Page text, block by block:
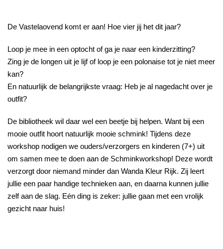
De Vastelaovend komt er aan! Hoe vier jij het dit jaar?
Loop je mee in een optocht of ga je naar een kinderzitting?
Zing je de longen uit je lijf of loop je een polonaise tot je niet meer
kan?
En natuurlijk de belangrijkste vraag: Heb je al nagedacht over je
outfit?
De bibliotheek wil daar wel een beetje bij helpen. Want bij een
mooie outfit hoort natuurlijk mooie schmink! Tijdens deze
workshop nodigen we ouders/verzorgers en kinderen (7+) uit
om samen mee te doen aan de Schminkworkshop! Deze wordt
verzorgt door niemand minder dan Wanda Kleur Rijk. Zij leert
jullie een paar handige technieken aan, en daarna kunnen jullie
zelf aan de slag. Eén ding is zeker: jullie gaan met een vrolijk
gezicht naar huis!